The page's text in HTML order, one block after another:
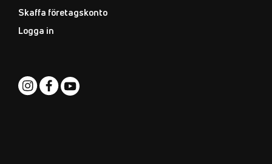
Skaffa företagskonto
Logga in